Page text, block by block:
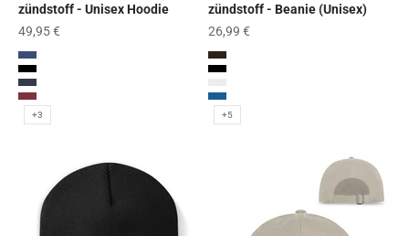
zündstoff - Unisex Hoodie
Angebot
49,95 €
Worker Blue
Schwarz
French Navy
Burgundy
+3
zündstoff - Beanie (Unisex)
Angebot
26,99 €
Schokobraun
White
Royal
+5